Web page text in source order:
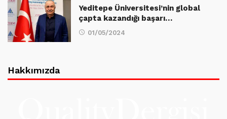
Yeditepe Üniversitesi’nin global
çapta kazandığı başarı…
01/05/2024
Hakkımızda